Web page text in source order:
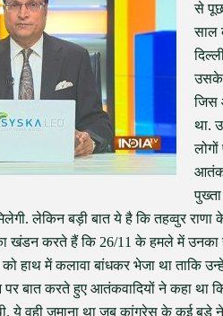
से
साल
उसके
जिस
था.
लेकिन बड़ी बात ये है कि तहव्वुर
खंडन करते हैं कि 26/11 के हमले में
हाथ में कलावा बांधकर भेजा था ताकि
पर बात करते हुए आतंकवादियों ने कहा था
ये वही ज़माना था जब कांग्रेस के कई बड़े